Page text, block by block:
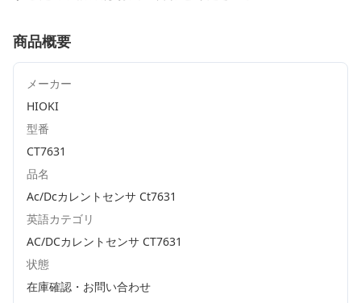
商品概要
メーカー
HIOKI
型番
CT7631
品名
Ac/Dcカレントセンサ Ct7631
英語カテゴリ
AC/DCカレントセンサ CT7631
状態
在庫確認・お問い合わせ